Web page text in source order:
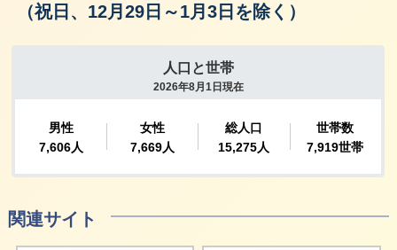
（祝日、12月29日～1月3日を除く）
関連サイト